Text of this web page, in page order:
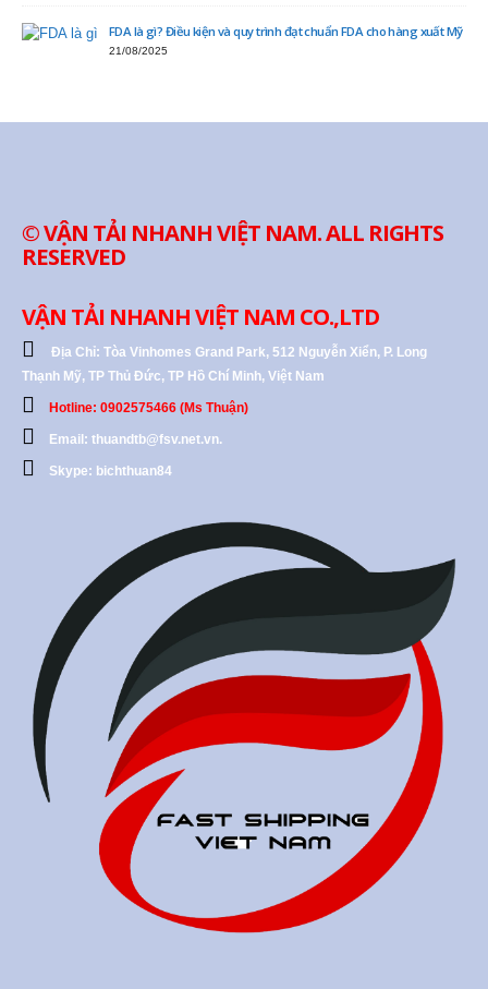
FDA là gì? Điều kiện và quy trình đạt chuẩn FDA cho hàng xuất Mỹ
21/08/2025
© VẬN TẢI NHANH VIỆT NAM. ALL RIGHTS
RESERVED
VẬN TẢI NHANH VIỆT NAM CO.,LTD
Địa Chỉ: Tòa Vinhomes Grand Park, 512 Nguyễn Xiển, P. Long
Thạnh Mỹ, TP Thủ Đức, TP Hồ Chí Minh, Việt Nam
Hotline: 0902575466 (Ms Thuận)
Email: thuandtb@fsv.net.vn.
Skype: bichthuan84